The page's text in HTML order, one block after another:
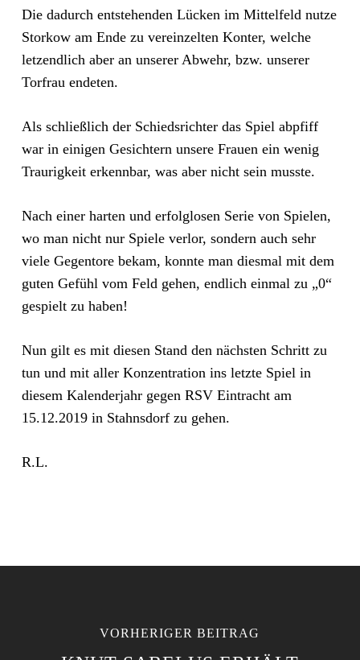
Die dadurch entstehenden Lücken im Mittelfeld nutze
Storkow am Ende zu vereinzelten Konter, welche
letzendlich aber an unserer Abwehr, bzw. unserer
Torfrau endeten.
Als schließlich der Schiedsrichter das Spiel abpfiff
war in einigen Gesichtern unsere Frauen ein wenig
Traurigkeit erkennbar, was aber nicht sein musste.
Nach einer harten und erfolglosen Serie von Spielen,
wo man nicht nur Spiele verlor, sondern auch sehr
viele Gegentore bekam, konnte man diesmal mit dem
guten Gefühl vom Feld gehen, endlich einmal zu „0“
gespielt zu haben!
Nun gilt es mit diesen Stand den nächsten Schritt zu
tun und mit aller Konzentration ins letzte Spiel in
diesem Kalenderjahr gegen RSV Eintracht am
15.12.2019 in Stahnsdorf zu gehen.
R.L.
VORHERIGER BEITRAG